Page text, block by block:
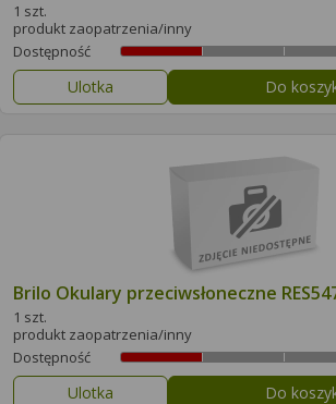
1 szt.
produkt zaopatrzenia/inny
Dostępność
Ulotka Do
Brilo Okulary przeciwsłoneczne
1 szt.
produkt zaopatrzenia/inny
Dostępność
Ulotka Do